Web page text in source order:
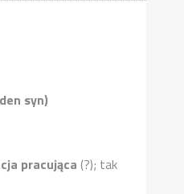
syn)
pracująca (?); tak